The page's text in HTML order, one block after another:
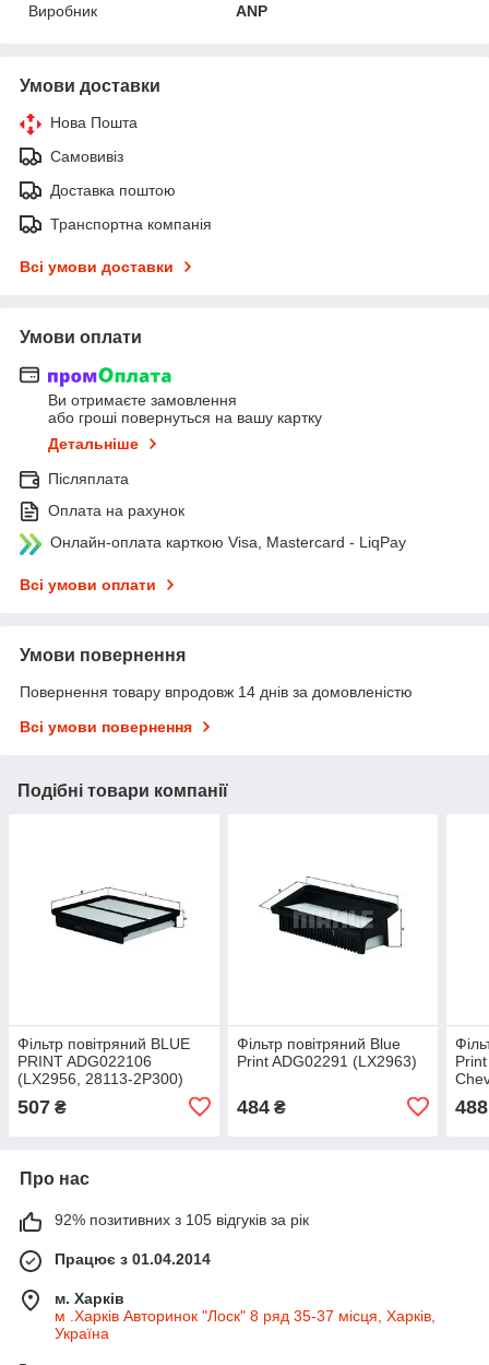
Виробник
ANP
Умови доставки
Нова Пошта
Самовивіз
Доставка поштою
Транспортна компанія
Всі умови доставки
Умови оплати
Ви отримаєте замовлення
або гроші повернуться на вашу картку
Детальніше
Післяплата
Оплата на рахунок
Онлайн-оплата карткою Visa, Mastercard - LiqPay
Всі умови оплати
Умови повернення
Повернення товару впродовж 14 днів за домовленістю
Всі умови повернення
Подібні товари компанії
Фільтр повітряний BLUE
PRINT ADG022106
(LX2956, 28113-2P300)
507 ₴
Фільтр повітряний Blue
Print ADG02291 (LX2963)
484₴ 488
Про нас
92% позитивних з 105 відгуків за рік
Працює з 01.04.2014
м. Харків
м .Харків Авторинок "Лоск" 8 ряд 35-37 місця, Харків,
Україна